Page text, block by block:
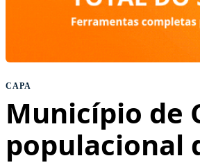
CAPA
Município de
populacional